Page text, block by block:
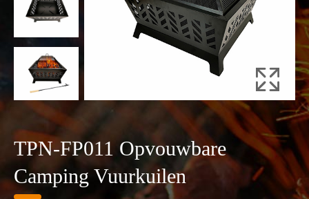

TPN-FP011 Opvouwbare
Camping Vuurkuilen